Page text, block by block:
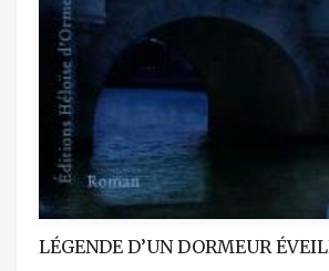
LÉGENDE D’UN DORMEUR